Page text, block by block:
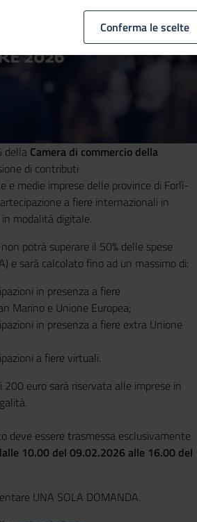
della Camera di commercio della
di contributi
e medie imprese delle province di Forlì-
a fiere internazionali in
modalità digitale.
potrà superare il 50% delle spese
e sarà calcolato fino ad un massimo di:
in presenza a fiere
Marino e Unione Europea;
in presenza a fiere extra Unione
a fiere virtuali.
200 euro sarà riservata alle imprese in
deve essere trasmessa esclusivamente
10.00 del 09.02.2026 alle 16.00 del
UNA SOLA DOMANDA.
Conferma le scelte